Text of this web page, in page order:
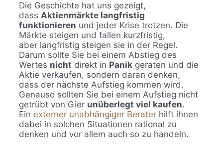
Die Geschichte hat uns gezeigt,
dass Aktienmärkte langfristig
funktionieren und jeder Krise trotzen. Die
Märkte steigen und fallen kurzfristig,
aber langfristig steigen sie in der Regel.
Darum sollte Sie bei einem Abstieg des
Wertes nicht direkt in Panik geraten und die
Aktie verkaufen, sondern daran denken,
dass der nächste Aufstieg kommen wird.
Genauso sollten Sie bei einem Aufstieg nicht
getrübt von Gier unüberlegt viel kaufen.
Ein externer unabhängiger Berater hilft ihnen
dabei in solchen Situationen rational zu
denken und vor allem auch so zu handeln.